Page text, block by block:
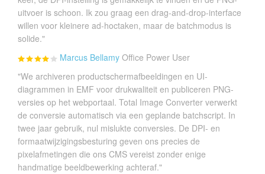
uitvoer is schoon. Ik zou graag een drag-and-drop-interface
willen voor kleinere ad-hoctaken, maar de batchmodus is
solide."
Marcus Bellamy Office Power User
"We archiveren productschermafbeeldingen en UI-
diagrammen in EMF voor drukwaliteit en publiceren PNG-
versies op het webportaal. Total Image Converter verwerkt
de conversie automatisch via een geplande batchscript. In
twee jaar gebruik, nul mislukte conversies. De DPI- en
formaatwijzigingsbesturing geven ons precies de
pixelafmetingen die ons CMS vereist zonder enige
handmatige beeldbewerking achteraf."